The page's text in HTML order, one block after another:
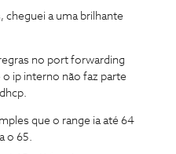
cheguei a uma brilhante
no port forwarding
o ip interno não faz parte
que o range ia até 64
o 65.